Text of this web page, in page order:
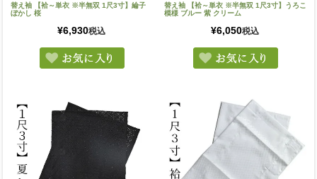
替え袖 【袷～単衣 ※半無双 1尺3寸】綸子
ぼかし 桜
¥6,930税込
替え袖 【袷～単衣 ※半無双 1尺3寸】うろこ
模様 ブルー 紫 クリーム
¥6,050税込